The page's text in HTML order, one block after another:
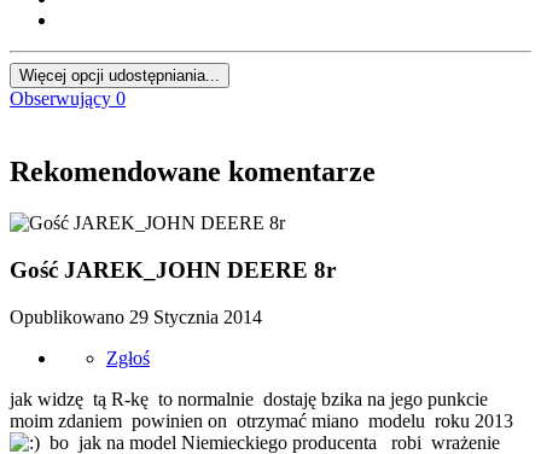
Więcej opcji udostępniania...
Obserwujący 0
Rekomendowane komentarze
Gość JAREK_JOHN DEERE 8r
Opublikowano 29 Stycznia 2014
Zgłoś
jak widzę tą R-kę to normalnie dostaję bzika na jego punkcie
moim zdaniem powinien on otrzymać miano modelu roku 2013
bo jak na model Niemieckiego producenta robi wrażenie